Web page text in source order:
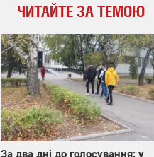
ЧИТАЙТЕ ЗА ТЕМОЮ
За два дні до голосування: у